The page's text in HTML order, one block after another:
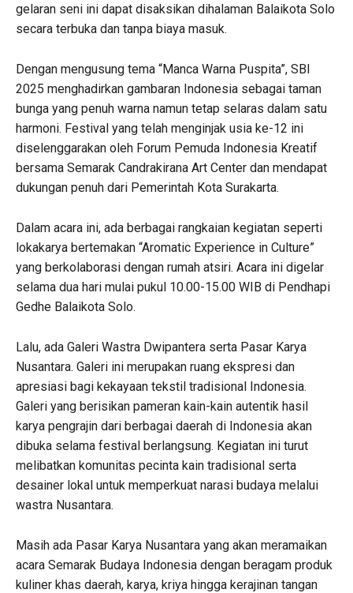
gelaran seni ini dapat disaksikan dihalaman Balaikota Solo
secara terbuka dan tanpa biaya masuk.
Dengan mengusung tema “Manca Warna Puspita”, SBI
2025 menghadirkan gambaran Indonesia sebagai taman
bunga yang penuh warna namun tetap selaras dalam satu
harmoni. Festival yang telah menginjak usia ke-12 ini
diselenggarakan oleh Forum Pemuda Indonesia Kreatif
bersama Semarak Candrakirana Art Center dan mendapat
dukungan penuh dari Pemerintah Kota Surakarta.
Dalam acara ini, ada berbagai rangkaian kegiatan seperti
lokakarya bertemakan “Aromatic Experience in Culture”
yang berkolaborasi dengan rumah atsiri. Acara ini digelar
selama dua hari mulai pukul 10.00-15.00 WIB di Pendhapi
Gedhe Balaikota Solo.
Lalu, ada Galeri Wastra Dwipantera serta Pasar Karya
Nusantara. Galeri ini merupakan ruang ekspresi dan
apresiasi bagi kekayaan tekstil tradisional Indonesia.
Galeri yang berisikan pameran kain-kain autentik hasil
karya pengrajin dari berbagai daerah di Indonesia akan
dibuka selama festival berlangsung. Kegiatan ini turut
melibatkan komunitas pecinta kain tradisional serta
desainer lokal untuk memperkuat narasi budaya melalui
wastra Nusantara.
Masih ada Pasar Karya Nusantara yang akan meramaikan
acara Semarak Budaya Indonesia dengan beragam produk
kuliner khas daerah, karya, kriya hingga kerajinan tangan